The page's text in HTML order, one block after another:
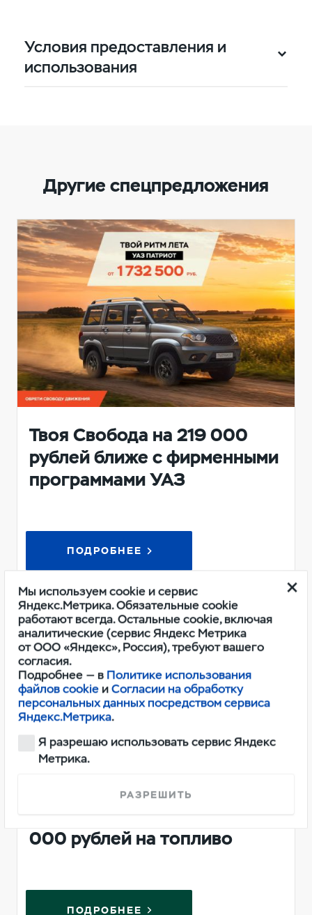
Условия предоставления и
использования
Другие спецпредложения
Твоя Свобода на 219 000
рублей ближе с фирменными
программами УАЗ
ПОДРОБНЕЕ
000 рублей на топливо
ПОДРОБНЕЕ
Мы используем cookie и сервис
Яндекс.Метрика. Обязательные cookie
работают всегда. Остальные cookie, включая
аналитические (сервис Яндекс Метрика
от ООО «Яндекс», Россия), требуют вашего
согласия.
Подробнее — в Политике использования
файлов cookie иСогласии на обработку
персональных данных посредством сервиса
Яндекс.Метрика.
Я разрешаю использовать сервис Яндекс
Метрика.
РАЗРЕШИТЬ